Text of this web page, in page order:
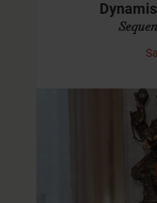
Prana
Dieses Yoga Video
Prana Flow Praxis,
Dancing Warrior